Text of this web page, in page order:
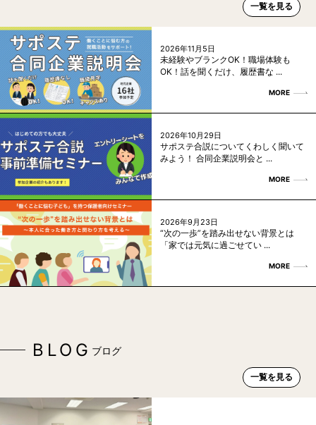
一覧を見る
2026年11月5日
未経験やブランクOK！職場体験も
OK！話を聞くだけ、履歴書な ...
MORE
2026年10月29日
サポステ合説についてくわしく聞いて
みよう！ 合同企業説明会と ...
MORE
2026年9月23日
“次の一歩”を踏み出せない背景とは
「家では元気に過ごせてい ...
MORE
BLOG ブログ
一覧を見る